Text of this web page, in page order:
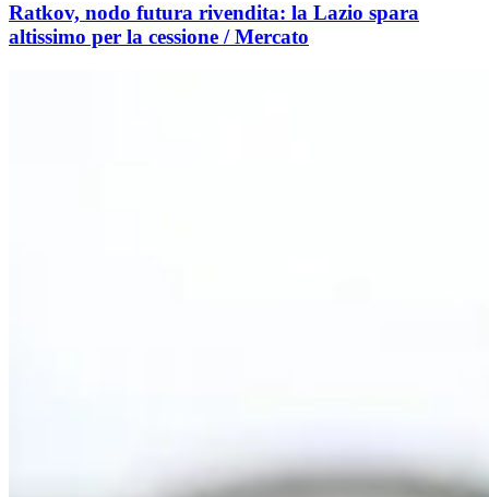
Ratkov, nodo futura rivendita: la Lazio spara
altissimo per la cessione / Mercato